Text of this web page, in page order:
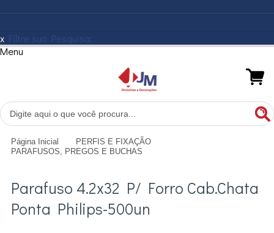
x Filtre sua Pesquisa:
Menu
Página Inicial
PERFIS E FIXAÇÃO
PARAFUSOS, PREGOS E BUCHAS
Parafuso 4.2x32 P/ Forro Cab.Chata
Ponta Philips-500un